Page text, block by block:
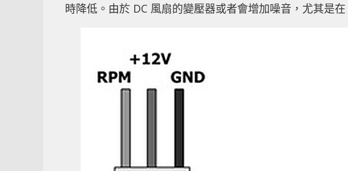
時降低。由於 DC 風扇的變壓器或者會增加噪音，尤其是